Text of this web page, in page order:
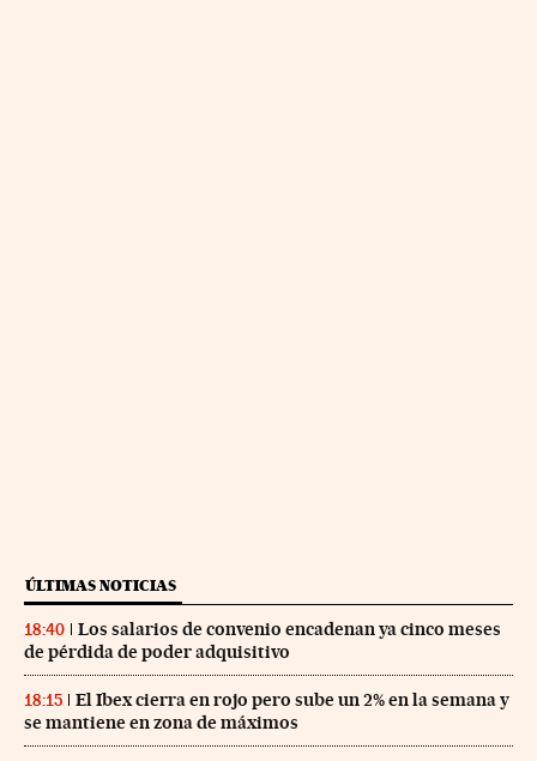
ÚLTIMAS NOTICIAS
18:40
Los salarios de convenio encadenan ya cinco meses
de pérdida de poder adquisitivo
18:15
El Ibex cierra en rojo pero sube un 2% en la semana y
se mantiene en zona de máximos